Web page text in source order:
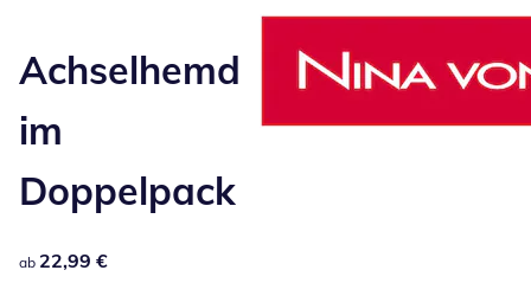
Achselhemd
im
Doppelpack
22,99 €
ab 22,99 €